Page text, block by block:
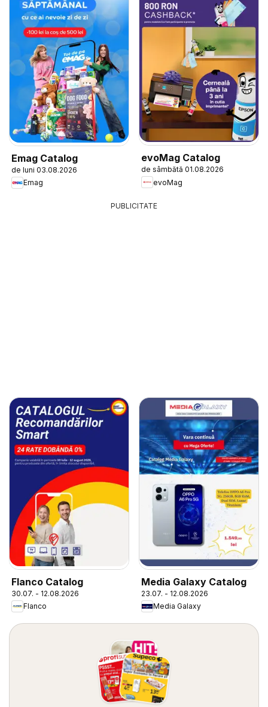
Emag Catalog
de luni 03.08.2026
Emag
evoMag Catalog
de sâmbătă 01.08.2026
evoMag
PUBLICITATE
Flanco Catalog
30.07. - 12.08.2026
Flanco
Media Galaxy Catalog
23.07. - 12.08.2026
Media Galaxy